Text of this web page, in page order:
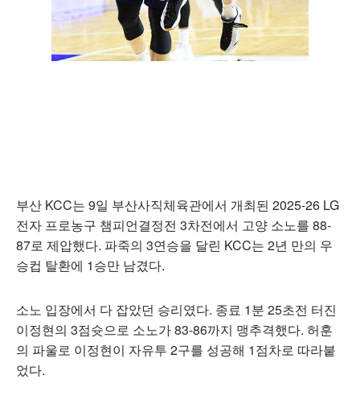
부산 KCC는 9일 부산사직체육관에서 개최된 2025-26 LG
전자 프로농구 챔피언결정전 3차전에서 고양 소노를 88-
87로 제압했다. 파죽의 3연승을 달린 KCC는 2년 만의 우
승컵 탈환에 1승만 남겼다.
소노 입장에서 다 잡았던 승리였다. 종료 1분 25초전 터진
이정현의 3점슛으로 소노가 83-86까지 맹추격했다. 허훈
의 파울로 이정현이 자유투 2구를 성공해 1점차로 따라붙
었다.